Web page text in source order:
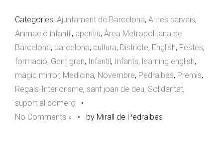
Categories: Ajuntament de Barcelona, Altres serveis,
Animació infantil, aperitiu, Àrea Metropolitana de
Barcelona, barcelona, cultura, Districte, English, Festes,
formació, Gent gran, Infantil, Infants, learning english,
magic mirror, Medicina, Novembre, Pedralbes, Premis,
Regals-Interiorisme, sant joan de deu, Solidaritat,
suport al comerç •
No Comments » • by Mirall de Pedralbes